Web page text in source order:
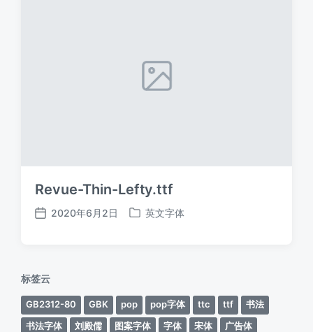
Revue-Thin-Lefty.ttf
发
2020年6月2日
发
英文字体
标签云
GB2312-80 GBK pop pop字体 ttc ttf
书法
书法字体
刘殿儒 图案字体 字体 宋体
广告体